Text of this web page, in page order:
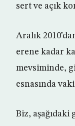
sert ve açık
Aralık
erene kadar
mevsiminde,
esnasında
Biz, aşağıdaki